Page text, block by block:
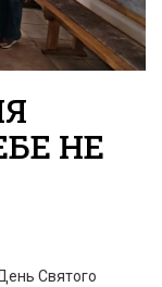
НЕ
Святого